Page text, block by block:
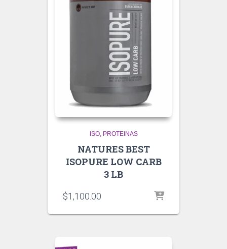
ISO PROTEINAS
NATURES BEST
ISOPURE LOW CARB
3 LB
$1,100.00